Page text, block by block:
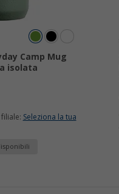
Camp Mug
isolata
Seleziona la tua